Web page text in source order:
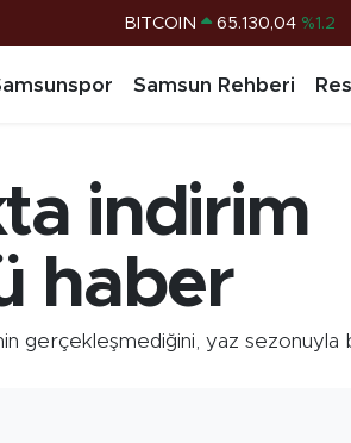
BITCOIN 65.130,04 %1.2
G.ALTIN 6648.99 %2.59
BİST100 13.773 %-19
Samsun Rehberi
indirim
haber
gerçekleşmediğini, yaz